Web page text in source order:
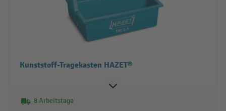
Kunststoff-Tragekasten HAZET®
8 Arbeitstage